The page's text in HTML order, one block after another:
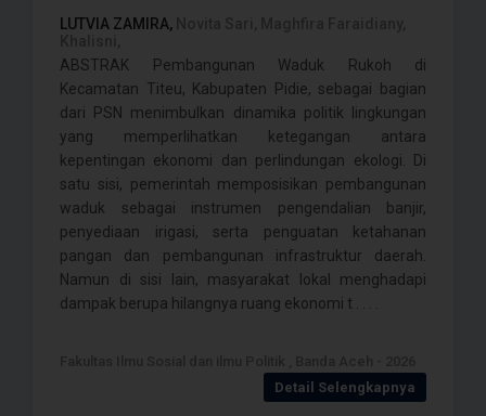
LUTVIA ZAMIRA,
ABSTRAK Pembangunan Waduk Rukoh di
Kecamatan Titeu, Kabupaten Pidie, sebagai bagian
dari PSN menimbulkan dinamika politik lingkungan
yang memperlihatkan ketegangan antara
kepentingan ekonomi dan perlindungan ekologi. Di
satu sisi, pemerintah memposisikan pembangunan
waduk sebagai instrumen pengendalian banjir,
penyediaan irigasi, serta penguatan ketahanan
pangan dan pembangunan infrastruktur daerah.
Namun di sisi lain, masyarakat lokal menghadapi
dampak berupa hilangnya ruang ekonomi t . . . .
Detail Selengkapnya